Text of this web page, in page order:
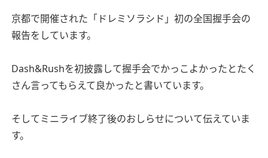
京都で開催された「ドレミソラシド」初の全国握手会の
報告をしています。
Dash&Rushを初披露して握手会でかっこよかったとたく
さん言ってもらえて良かったと書いています。
そしてミニライブ終了後のおしらせについて伝えていま
す。